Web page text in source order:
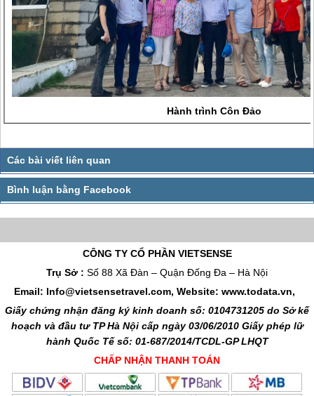
Hành trình Côn Đảo
CÔNG TY CỔ PHẦN VIETSENSE
Trụ Sở : Số 88 Xã Đàn – Quận Đống Đa – Hà Nội
Email: Info@vietsensetravel.com, Website: www.todata.vn,
Giấy chứng nhận đăng ký kinh doanh số: 0104731205 do Sở kế
hoạch và đầu tư TP Hà Nội cấp ngày 03/06/2010 Giấy phép lữ
hành Quốc Tế số: 01-687/2014/TCDL-GP LHQT
CHẤP NHẬN THANH TOÁN